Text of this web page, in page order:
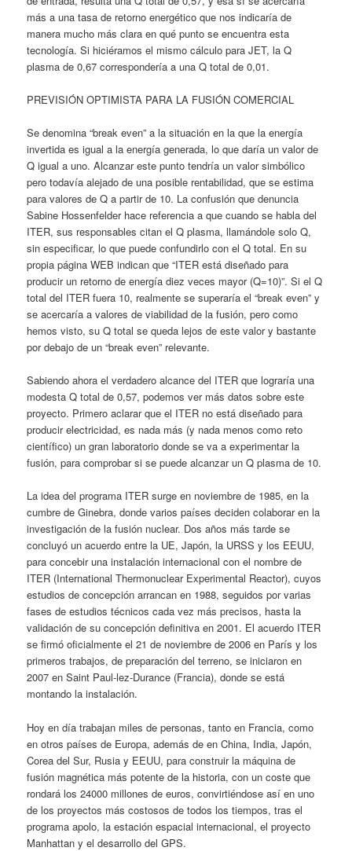
más a una tasa de retorno energético que nos indicaría de
manera mucho más clara en qué punto se encuentra esta
tecnología. Si hiciéramos el mismo cálculo para JET, la Q
plasma de 0,67 correspondería a una Q total de 0,01.
PREVISIÓN OPTIMISTA PARA LA FUSIÓN COMERCIAL
Se denomina “break even” a la situación en la que la energía
invertida es igual a la energía generada, lo que daría un valor de
Q igual a uno. Alcanzar este punto tendría un valor simbólico
pero todavía alejado de una posible rentabilidad, que se estima
para valores de Q a partir de 10. La confusión que denuncia
Sabine Hossenfelder hace referencia a que cuando se habla del
ITER, sus responsables citan el Q plasma, llamándole solo Q,
sin especificar, lo que puede confundirlo con el Q total. En su
propia página WEB indican que “ITER está diseñado para
producir un retorno de energía diez veces mayor (Q=10)”. Si el Q
total del ITER fuera 10, realmente se superaría el “break even” y
se acercaría a valores de viabilidad de la fusión, pero como
hemos visto, su Q total se queda lejos de este valor y bastante
por debajo de un “break even” relevante.
Sabiendo ahora el verdadero alcance del ITER que lograría una
modesta Q total de 0,57, podemos ver más datos sobre este
proyecto. Primero aclarar que el ITER no está diseñado para
producir electricidad, es nada más (y nada menos como reto
científico) un gran laboratorio donde se va a experimentar la
fusión, para comprobar si se puede alcanzar un Q plasma de 10.
La idea del programa ITER surge en noviembre de 1985, en la
cumbre de Ginebra, donde varios países deciden colaborar en la
investigación de la fusión nuclear. Dos años más tarde se
concluyó un acuerdo entre la UE, Japón, la URSS y los EEUU,
para concebir una instalación internacional con el nombre de
ITER (International Thermonuclear Experimental Reactor), cuyos
estudios de concepción arrancan en 1988, seguidos por varias
fases de estudios técnicos cada vez más precisos, hasta la
validación de su concepción definitiva en 2001. El acuerdo ITER
se firmó oficialmente el 21 de noviembre de 2006 en París y los
primeros trabajos, de preparación del terreno, se iniciaron en
2007 en Saint Paul-lez-Durance (Francia), donde se está
montando la instalación.
Hoy en día trabajan miles de personas, tanto en Francia, como
en otros países de Europa, además de en China, India, Japón,
Corea del Sur, Rusia y EEUU, para construir la máquina de
fusión magnética más potente de la historia, con un coste que
rondará los 24000 millones de euros, convirtiéndose así en uno
de los proyectos más costosos de todos los tiempos, tras el
programa apolo, la estación espacial internacional, el proyecto
Manhattan y el desarrollo del GPS.